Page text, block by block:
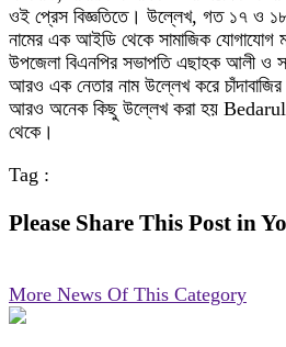
ওই প্রেস বিজ্ঞতিতে। উল্লেখ, গত ১৭ ও
নামের এক আইডি থেকে সামাজিক যোগাযোগ
উপজেলা বিএনপির সভাপতি এছাহক আলী ও
আরও এক নেতার নাম উল্লেখ করে
আরও অনেক কিছু উল্লেখ করা হয়
থেকে।
Tag :
Please Share This Post in
More News Of This Category